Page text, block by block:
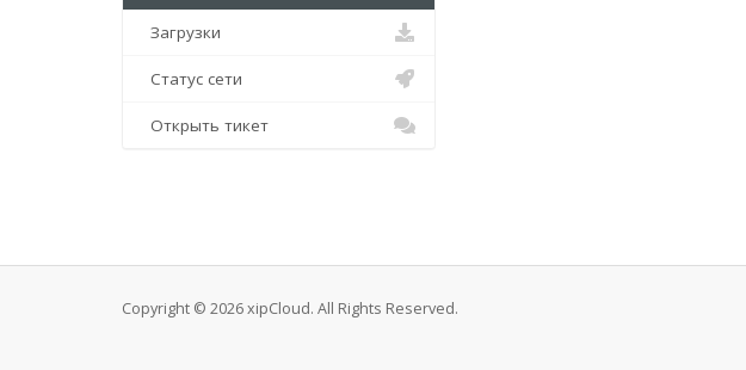
Загрузки
Статус сети
Открыть тикет
Copyright © 2026 xipCloud. All Rights Reserved.